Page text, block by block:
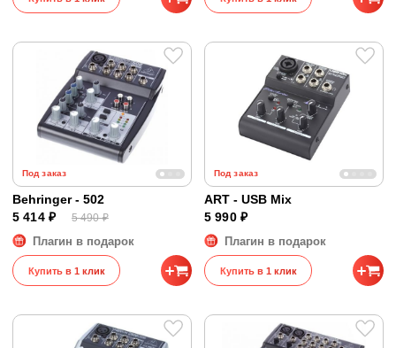
Под заказ
Behringer - 502
5 414 ₽
5 490 ₽
Плагин в подарок
Купить в 1 клик
Под заказ
ART - USB Mix
5 990 ₽
Плагин в подарок
Купить в 1 клик